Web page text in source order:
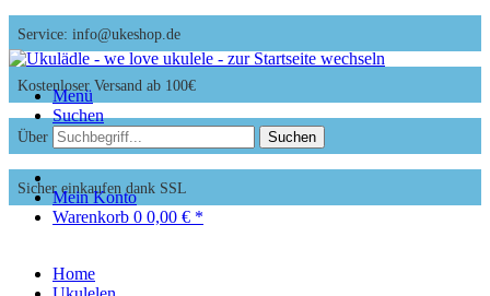
Service: info@ukeshop.de
Kostenloser Versand ab 100€
Über 200 Ukulelen zur Auswahl
Sicher einkaufen dank SSL
Menü
Suchen
Suchen
Mein Konto
Warenkorb 0 0,00 € *
Home